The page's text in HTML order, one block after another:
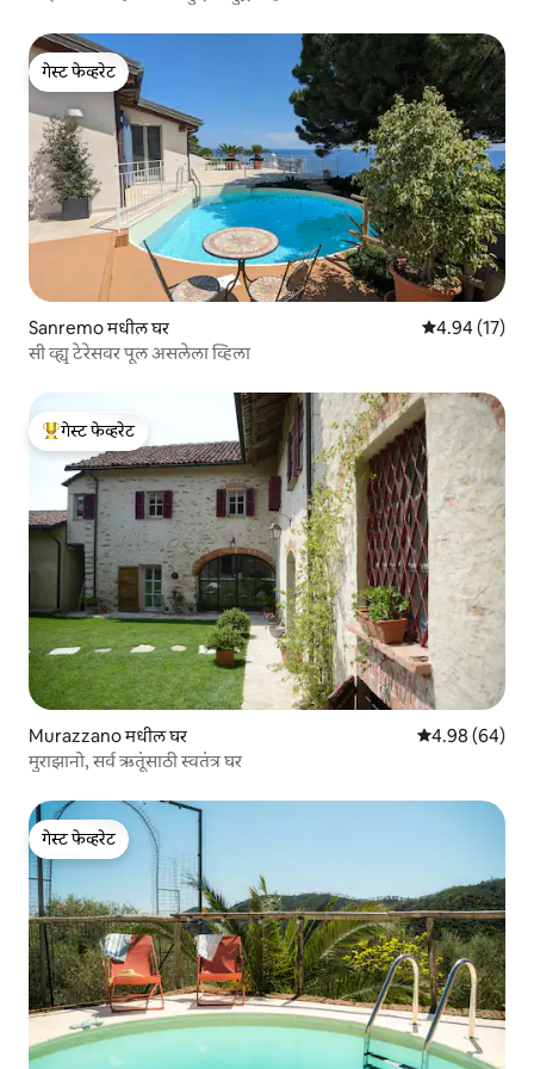
गेस्ट फेव्हरेट
गेस्ट फेव्हरेट
Sanremo मधील घर 5 पैकी 4.94
4.94 (17)
सी व्ह्यू टेरेसवर पूल असलेला व्हिला
टॉप गेस्ट फेव्हरेट
गेस्ट फेव्हरेट
Murazzano मधील घर 5 पैकी 4.98
4.98 (64)
मुराझानो, सर्व ऋतूंसाठी स्वतंत्र घर
गेस्ट फेव्हरेट
गेस्ट फेव्हरेट